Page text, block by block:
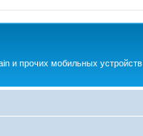
и прочих мобильных устройств